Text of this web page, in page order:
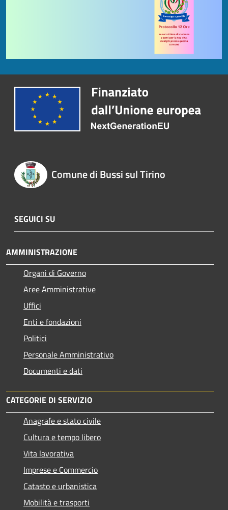
Comune di Bussi sul Tirino
SEGUICI SU
AMMINISTRAZIONE
Organi di Governo
Aree Amministrative
Uffici
Enti e fondazioni
Politici
Personale Amministrativo
Documenti e dati
CATEGORIE DI SERVIZIO
Anagrafe e stato civile
Cultura e tempo libero
Vita lavorativa
Imprese e Commercio
Catasto e urbanistica
Mobilità e trasporti